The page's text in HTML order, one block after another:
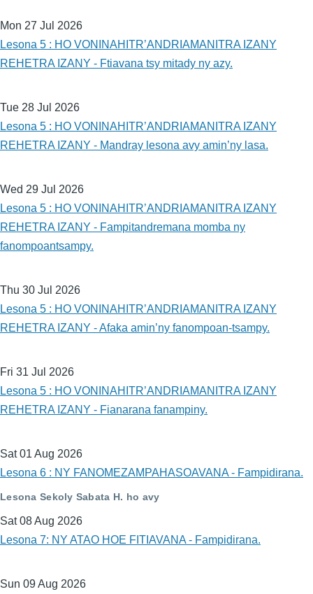
Mon 27 Jul 2026
Lesona 5 : HO VONINAHITR’ANDRIAMANITRA IZANY
REHETRA IZANY - Ftiavana tsy mitady ny azy.
Tue 28 Jul 2026
Lesona 5 : HO VONINAHITR’ANDRIAMANITRA IZANY
REHETRA IZANY - Mandray lesona avy amin’ny lasa.
Wed 29 Jul 2026
Lesona 5 : HO VONINAHITR’ANDRIAMANITRA IZANY
REHETRA IZANY - Fampitandremana momba ny
fanompoantsampy.
Thu 30 Jul 2026
Lesona 5 : HO VONINAHITR’ANDRIAMANITRA IZANY
REHETRA IZANY - Afaka amin’ny fanompoan-tsampy.
Fri 31 Jul 2026
Lesona 5 : HO VONINAHITR’ANDRIAMANITRA IZANY
REHETRA IZANY - Fianarana fanampiny.
Sat 01 Aug 2026
Lesona 6 : NY FANOMEZAMPAHASOAVANA - Fampidirana.
Lesona Sekoly Sabata H. ho avy
Sat 08 Aug 2026
Lesona 7: NY ATAO HOE FITIAVANA - Fampidirana.
Sun 09 Aug 2026